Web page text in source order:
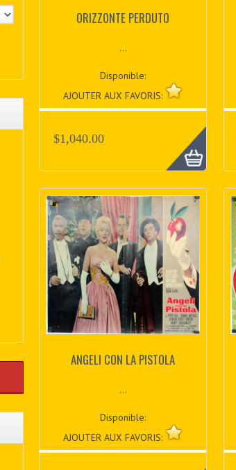
ORIZZONTE PERDUTO
...
Disponible:
AJOUTER AUX FAVORIS:
$1,040.00
ANGELI CON LA PISTOLA
...
Disponible:
AJOUTER AUX FAVORIS: